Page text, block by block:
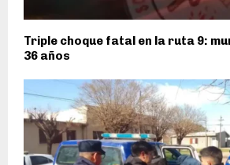
Triple choque fatal en la ruta 9:
36 años